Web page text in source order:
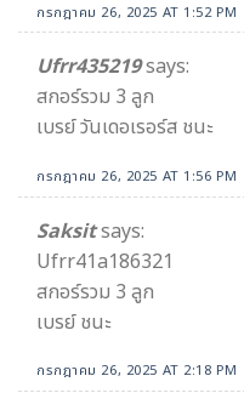
กรกฎาคม 26, 2025 AT 1:52 PM
Ufrr435219says:
สกอร์รวม 3 ลูก
เบรย์ วันเดอเรอร์ส ชนะ
กรกฎาคม 26, 2025 AT 1:56 PM
Saksitsays:
Ufrr41a186321
สกอร์รวม 3 ลูก
เบรย์ ชนะ
กรกฎาคม 26, 2025 AT 2:18 PM